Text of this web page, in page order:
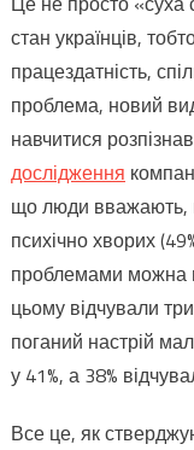
стан українців,
працездатність,
проблема, новий
навчитися
дослідження
що люди вважають,
психічно хворих
проблемами можна
цьому відчували
поганий настрій
у 41%, а 38%
Все це, як